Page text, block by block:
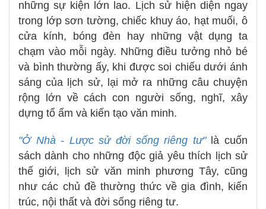
những sự kiện lớn lao. Lịch sử hiện diện ngay
trong lớp sơn tường, chiếc khuy áo, hạt muối, ô
cửa kính, bóng đèn hay những vật dụng ta
chạm vào mỗi ngày. Những điều tưởng nhỏ bé
và bình thường ấy, khi được soi chiếu dưới ánh
sáng của lịch sử, lại mở ra những câu chuyện
rộng lớn về cách con người sống, nghĩ, xây
dựng tổ ấm và kiến tạo văn minh.
"Ở Nhà - Lược sử đời sống riêng tư"là cuốn
sách dành cho những độc giả yêu thích lịch sử
thế giới, lịch sử văn minh phương Tây, cũng
như các chủ đề thường thức về gia đình, kiến
trúc, nội thất và đời sống riêng tư.